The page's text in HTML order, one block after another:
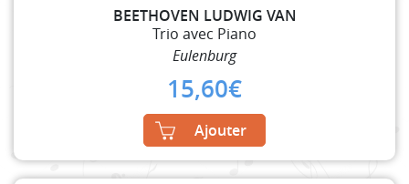
BEETHOVEN LUDWIG VAN
Trio avec Piano
Eulenburg
15,60€
Ajouter